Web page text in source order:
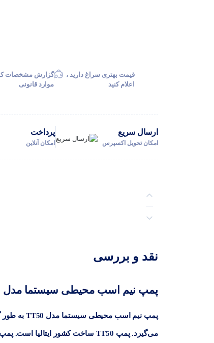
قیمت بهتری سراغ دارید ،
اعلام کنید
گزارش مشخصات
موارد قانونی
ارسال سریع
امکان تحویل اکسپرس
پرداخت
امکان آنلاین
نظرات (0)
نقد و بررسی
پمپ نیم اسب محیطی سیستما مدل TT50
پمپ نیم اسب محیطی سیستما مدل TT50 به طور